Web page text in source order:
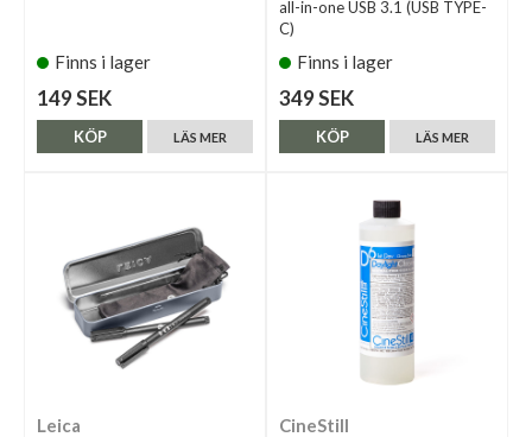
Finns i lager
149 SEK
LÄS MER
KÖP
all-in-one USB 3.1 (USB TYPE-
C)
Finns i lager
349 SEK
LÄS MER
KÖP
Leica CineStill